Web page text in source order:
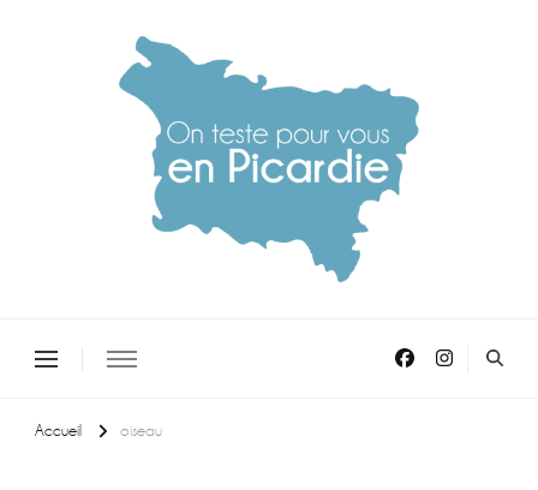
Accueil oiseau